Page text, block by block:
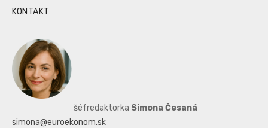
KONTAKT
šéfredaktorka Simona Česaná
simona@euroekonom.sk